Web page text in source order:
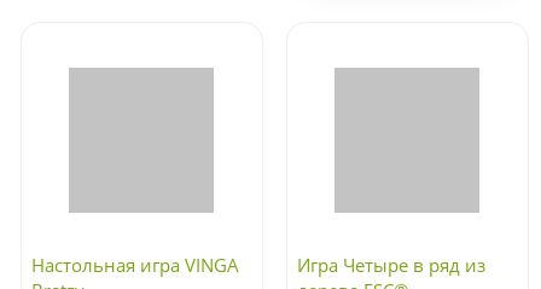
Настольная игра VINGA
Игра Четыре в ряд из